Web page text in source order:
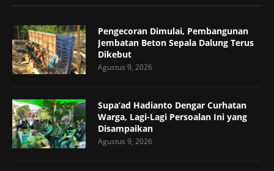
Pengecoran Dimulai, Pembangunan
Jembatan Beton Sepala Dalung Terus
Dikebut
Agustus 9, 2026
Supa’ad Hadianto Dengar Curhatan
Warga, Lagi-Lagi Persoalan Ini yang
Disampaikan
Agustus 9, 2026